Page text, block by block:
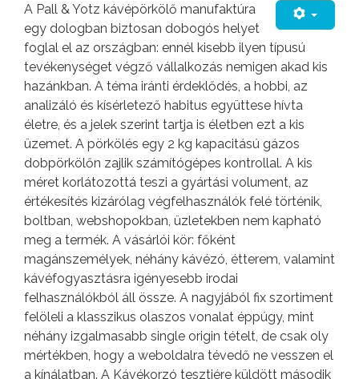
A Pall & Yotz kávépörkölő manufaktúra
egy dologban biztosan dobogós helyet
foglal el az országban: ennél kisebb ilyen típusú
tevékenységet végző vállalkozás nemigen akad kis
hazánkban. A téma iránti érdeklődés, a hobbi, az
analizáló és kísérletező habitus együttese hívta
életre, és a jelek szerint tartja is életben ezt a kis
üzemet. A pörkölés egy 2 kg kapacitású gázos
dobpörkölőn zajlik számítógépes kontrollal. A kis
méret korlátozottá teszi a gyártási volument, az
értékesítés kizárólag végfelhasználók felé történik,
boltban, webshopokban, üzletekben nem kapható
meg a termék. A vásárlói kör: főként
magánszemélyek, néhány kávézó, étterem, valamint
kávéfogyasztásra igényesebb irodai
felhasználókból áll össze. A nagyjából fix szortiment
felöleli a klasszikus olaszos vonalat éppúgy, mint
néhány izgalmasabb single origin tételt, de csak oly
mértékben, hogy a weboldalra tévedő ne vesszen el
a kínálatban. A Kávékorzó tesztjére küldött második